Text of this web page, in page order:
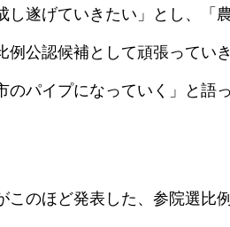
し遂げていきたい」とし、「
例公認候補として頑張ってい
のパイプになっていく」と語っ
このほど発表した、参院選比